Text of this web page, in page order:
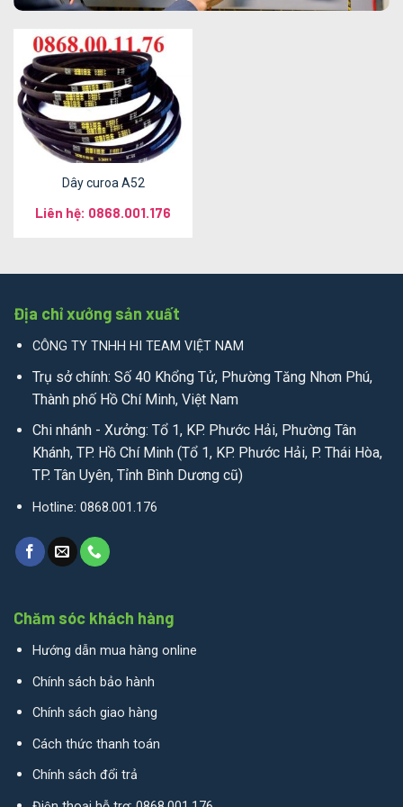
Dây curoa A52
Liên hệ: 0868.001.176
Địa chỉ xưởng sản xuất
CÔNG TY TNHH HI TEAM VIỆT NAM
Trụ sở chính: Số 40 Khổng Tử, Phường Tăng Nhơn Phú,
Thành phố Hồ Chí Minh, Việt Nam
Chi nhánh - Xưởng: Tổ 1, KP. Phước Hải, Phường Tân
Khánh, TP. Hồ Chí Minh (Tổ 1, KP. Phước Hải, P. Thái Hòa,
TP. Tân Uyên, Tỉnh Bình Dương cũ)
Hotline: 0868.001.176
Chăm sóc khách hàng
Hướng dẫn mua hàng online
Chính sách bảo hành
Chính sách giao hàng
Cách thức thanh toán
Chính sách đổi trả